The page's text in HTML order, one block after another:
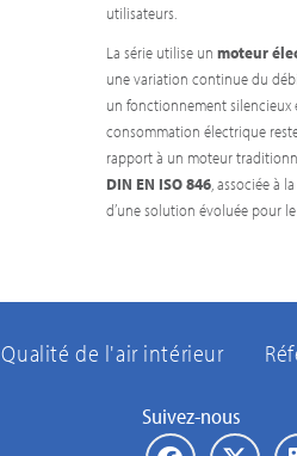
utilisateurs.
La série utilise un moteur
une variation continue du
un fonctionnement silencieux
consommation électrique
rapport à un moteur
DIN EN ISO 846, associée à
d’une solution évoluée pour
Qualité de l'air intérieur
Suivez-nous